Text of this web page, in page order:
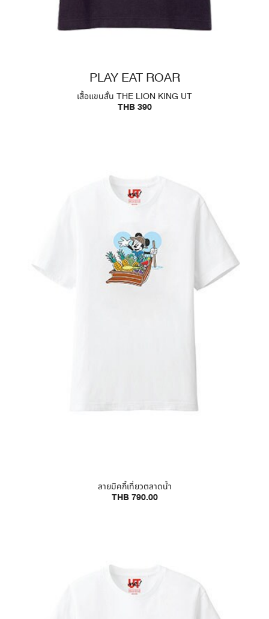
PLAY EAT ROAR
เสื้อแขนสั้น THE LION KING UT
THB 390
ลายมิคกี้เที่ยวตลาดน้ำ
THB 790.00